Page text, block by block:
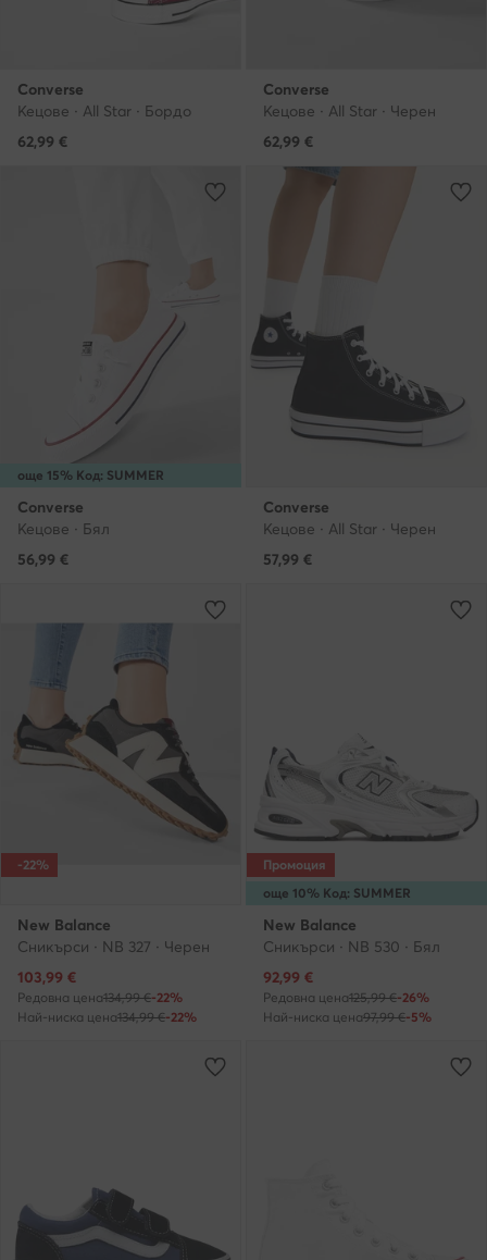
Converse
Кецове · All Star · Бордо
62,99 €
Converse
Кецове · All Star · Черен
62,99 €
още 15% Код: SUMMER
Converse
Кецове · Бял
56,99 €
Converse
Кецове · All Star · Черен
57,99 €
-22%
New Balance
Сникърси · NB 327 · Черен
Актуална цена
103,99 €
Редовна цена134,99 €-22%
Най-ниска цена134,99 €-22%
още 10% Код: SUMMER
Промоция
New Balance
Сникърси · NB 530 · Бял
Актуална цена
92,99 €
Редовна цена125,99 €-26%
Най-ниска цена97,99 €-5%